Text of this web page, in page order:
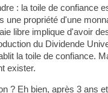
: la toile de confiance
une propriété d'une
libre implique d'avoir
du Dividende
la toile de confiance.
exister.
? Eh bien, après 3 ans